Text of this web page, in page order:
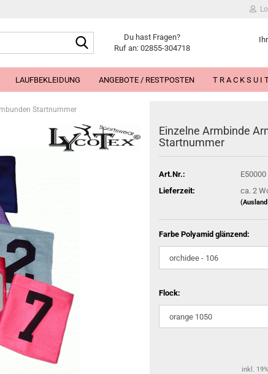
Du hast Fragen?
Ruf an: 02855-304718
LAUFBEKLEIDUNG ANGEBOTE / RESTPOSTEN T R A C K S U I
Startnummer
Einzelne Armbinde
Startnummer
Art.Nr.:
E50000
Lieferzeit:
ca. 2
Farbe Polyamid glänzend:
Flock:
inkl.